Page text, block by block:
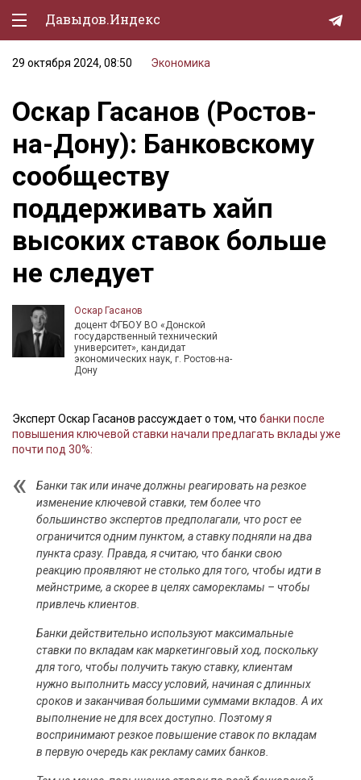
Давыдов.Индекс
Политическая жизнь
Экономика
Природа
Образование
Спорт
Культура
Lifestyle
Мурзилка
29 октября 2024, 08:50 Экономика
Оскар Гасанов (Ростов-
на-Дону): Банковскому
сообществу
поддерживать хайп
высоких ставок больше
не следует
Оскар Гасанов
доцент ФГБОУ ВО «Донской
государственный технический
университет», кандидат
экономических наук, г. Ростов-на-
Дону
Эксперт Оскар Гасанов рассуждает о том, что банки после
повышения ключевой ставки начали предлагать вклады уже
почти под 30%:
Банки так или иначе должны реагировать на резкое
изменение ключевой ставки, тем более что
большинство экспертов предполагали, что рост ее
ограничится одним пунктом, а ставку подняли на два
пункта сразу. Правда, я считаю, что банки свою
реакцию проявляют не столько для того, чтобы идти в
мейнстриме, а скорее в целях саморекламы – чтобы
привлечь клиентов.
Банки действительно используют максимальные
ставки по вкладам как маркетинговый ход, поскольку
для того, чтобы получить такую ставку, клиентам
нужно выполнить массу условий, начиная с длинных
сроков и заканчивая большими суммами вкладов. А их
выполнение не для всех доступно. Поэтому я
воспринимают резкое повышение ставок по вкладам
в первую очередь как рекламу самих банков.